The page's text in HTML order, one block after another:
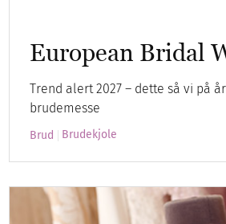
European Bridal
Trend alert 2027 – dette så vi på
brudemesse
Brud Brudekjole